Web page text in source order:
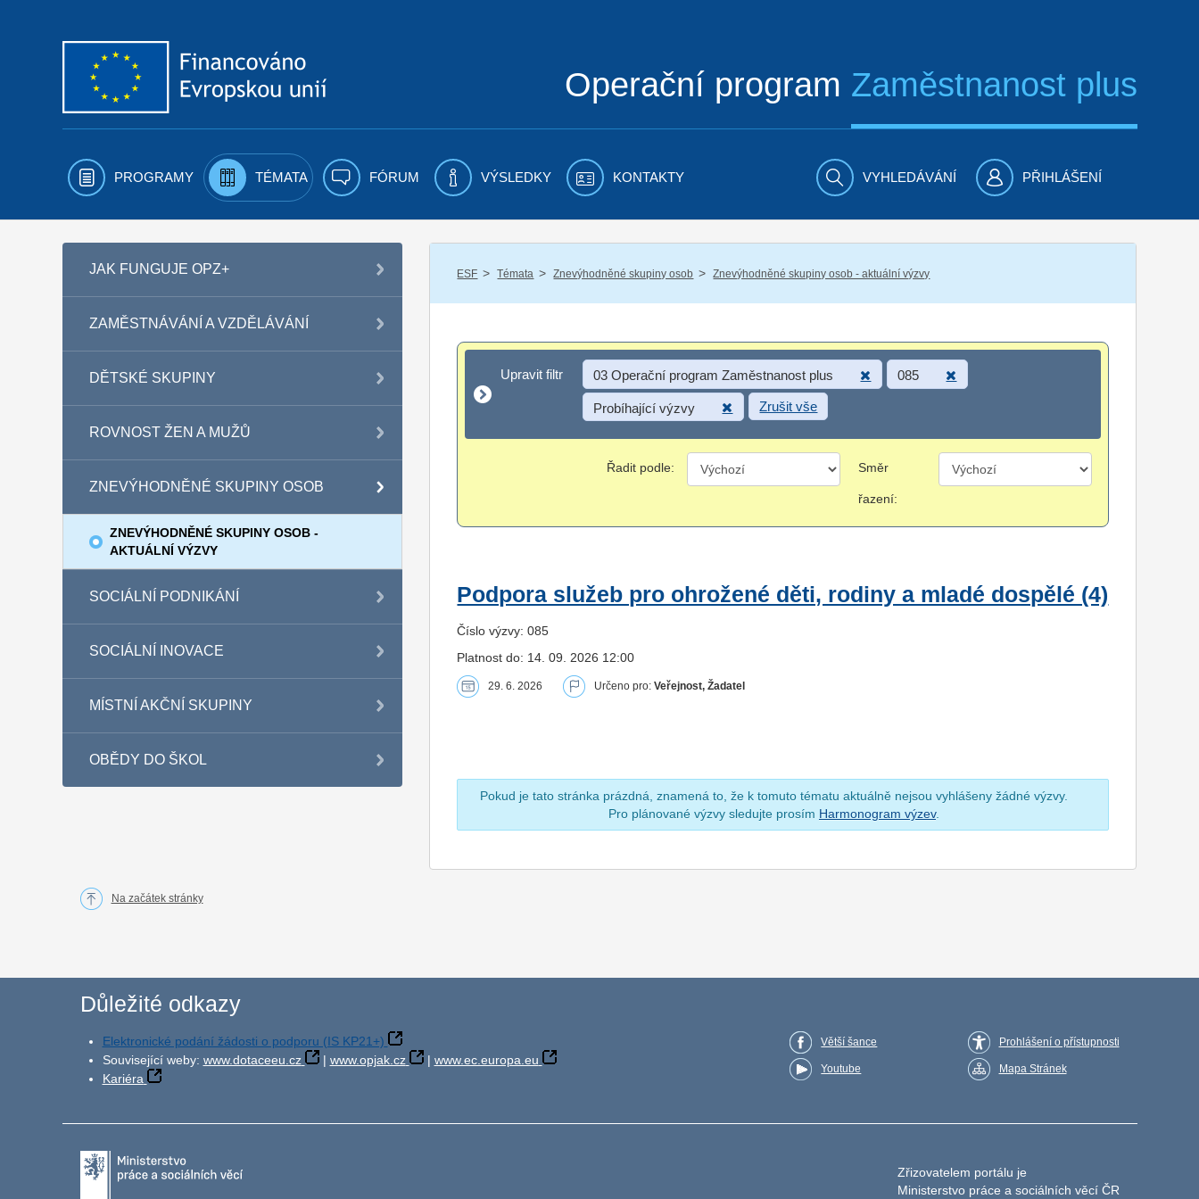
Operační program Zaměstnanost plus
PROGRAMY TÉMATA FÓRUM VÝSLEDKY KONTAKTY VYHLEDÁVÁNÍ PŘIHLÁŠENÍ
JAK FUNGUJE OPZ+
ZAMĚSTNÁVÁNÍ A VZDĚLÁVÁNÍ
DĚTSKÉ SKUPINY
ROVNOST ŽEN A MUŽŮ
ZNEVÝHODNĚNÉ SKUPINY OSOB
ZNEVÝHODNĚNÉ SKUPINY OSOB -
AKTUÁLNÍ VÝZVY
SOCIÁLNÍ PODNIKÁNÍ
SOCIÁLNÍ INOVACE
MÍSTNÍ AKČNÍ SKUPINY
OBĚDY DO ŠKOL
ESF / Témata / Znevýhodněné skupiny osob / Znevýhodněné skupiny osob - aktuální výzvy
Upravit filtr
Upravit filtr 03 Operační program Zaměstnanost plus 085
Probíhající výzvy Zrušit vše
Řadit podle: Směr
řazení:
Podpora služeb pro ohrožené děti, rodiny a mladé dospělé (4)
Číslo výzvy: 085
Platnost do: 14. 09. 2026 12:00
29. 6. 2026 Určeno pro:Veřejnost, Žadatel
Pokud je tato stránka prázdná, znamená to, že k tomuto tématu aktuálně nejsou vyhlášeny žádné výzvy.
Pro plánované výzvy sledujte prosím Harmonogram výzev.
Na začátek stránky
Důležité odkazy
Elektronické podání žádosti o podporu (IS KP21+)
Související weby: www.dotaceeu.cz | www.opjak.cz | www.ec.europa.eu
Kariéra
Větší šance
Youtube
Prohlášení o přístupnosti
Mapa Stránek
Zřizovatelem portálu je
Ministerstvo práce a sociálních věcí ČR